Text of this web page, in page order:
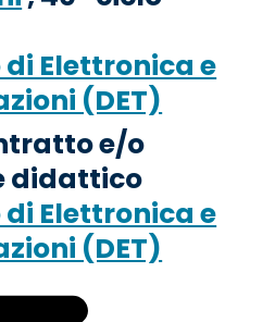
Elettronica e
(DET)
e/o
didattico
Elettronica e
(DET)